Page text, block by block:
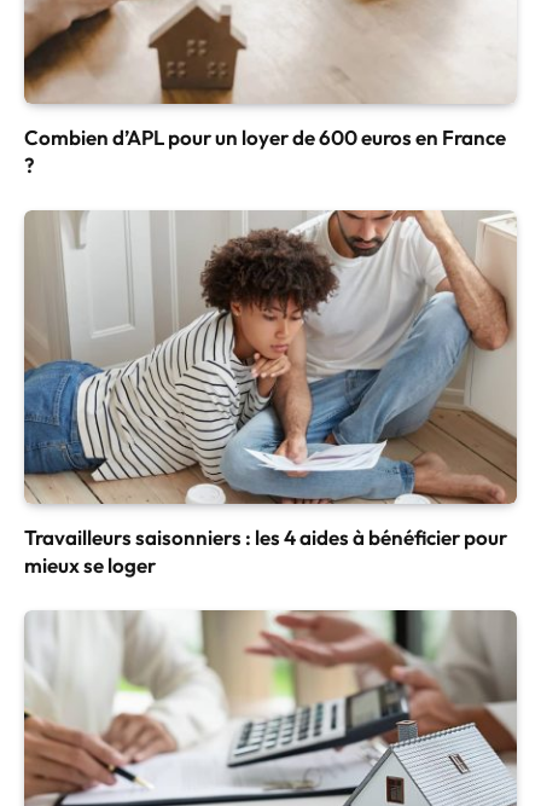
Combien d’APL pour un loyer de 600 euros en France
?
Travailleurs saisonniers : les 4 aides à bénéficier pour
mieux se loger